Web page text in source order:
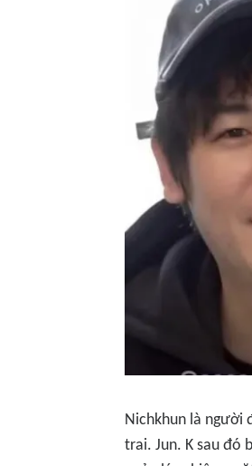
Nichkhun là người
trai. Jun. K sau đó